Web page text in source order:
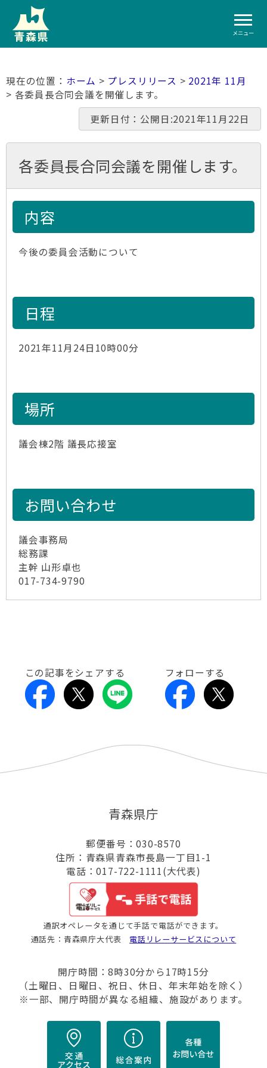
メニュー
ホーム > プレスリリース > 2021年 11月
> 各委員長合同会議を開催します。
更新日付：公開日:2021年11月22日
各委員長合同会議を開催します。
内容
今後の委員会活動について
日程
2021年11月24日10時00分
場所
議会棟2階 議長応接室
お問い合わせ
議会事務局
総務課
主幹 山形卓也
017-734-9790
この記事をシェアする フォローする
青森県庁
郵便番号：030-8570
住所：青森県青森市長島一丁目1-1
電話：017-722-1111(大代表)
通訳オペレータを通じて手話で電話ができます。
通話先：青森県庁大代表 電話リレーサービスについて
開庁時間：8時30分から17時15分
（土曜日、日曜日、祝日、休日、年末年始を除く）
※一部、開庁時間が異なる組織、施設があります。